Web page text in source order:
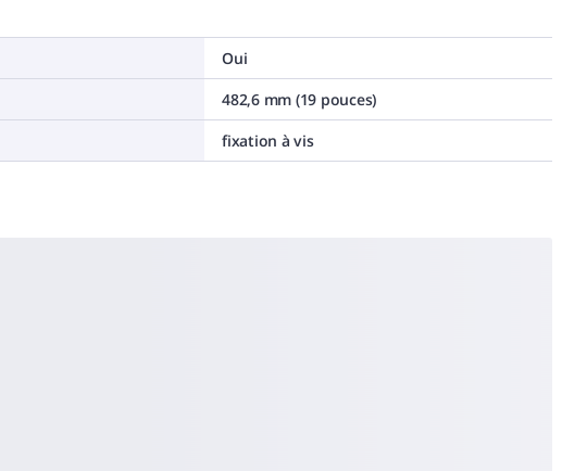
Oui
482,6 mm (19 pouces)
fixation à vis